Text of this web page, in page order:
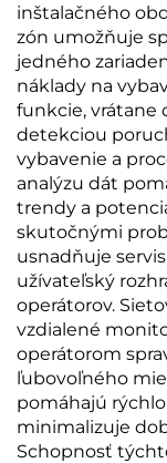
inštalačného
zón umožňuje
jedného
náklady na
funkcie, vrátane
detekciou
vybavenie a
analýzu dát
trendy a
skutočnými
usnadňuje
užívateľský
operátorov.
vzdialené
operátorom
ľubovoľného
pomáhajú
minimalizuje
Schopnosť